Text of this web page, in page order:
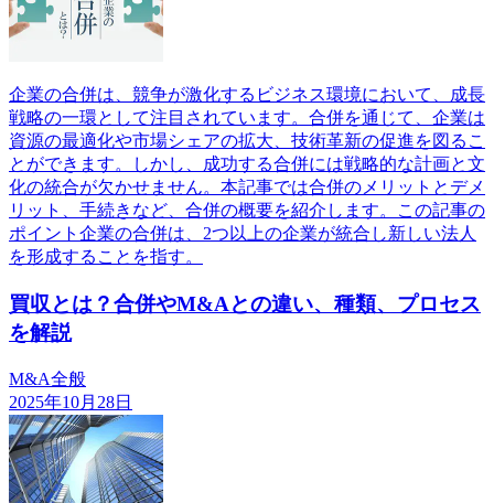
企業の合併は、競争が激化するビジネス環境において、成長
戦略の一環として注目されています。合併を通じて、企業は
資源の最適化や市場シェアの拡大、技術革新の促進を図るこ
とができます。しかし、成功する合併には戦略的な計画と文
化の統合が欠かせません。本記事では合併のメリットとデメ
リット、手続きなど、合併の概要を紹介します。この記事の
ポイント企業の合併は、2つ以上の企業が統合し新しい法人
を形成することを指す。
買収とは？合併やM&Aとの違い、種類、プロセス
を解説
M&A全般
2025年10月28日